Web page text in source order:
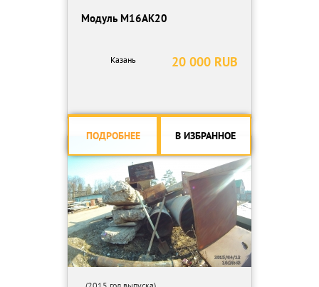
Модуль М16АК20
20 000 RUB
Казань
ПОДРОБНЕЕ В ИЗБРАННОЕ